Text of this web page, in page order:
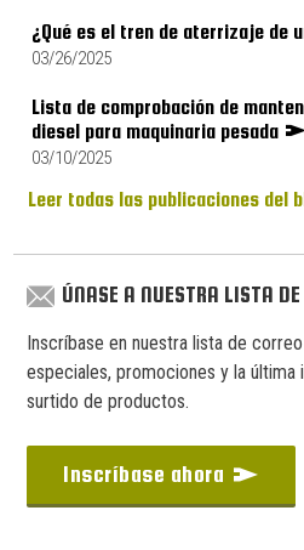
¿Qué es el tren de aterrizaje de
03/26/2025
Lista de comprobación de
diesel para maquinaria pesada
03/10/2025
Leer todas las publicaciones del
ÚNASE A NUESTRA LISTA DE
Inscríbase en nuestra lista de
especiales, promociones y la
surtido de productos.
Inscríbase ahora